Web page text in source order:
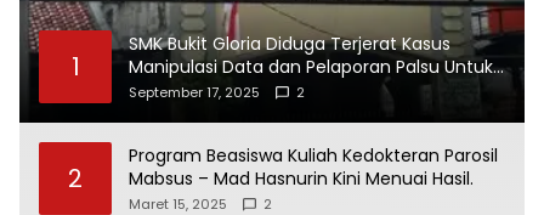
1
SMK Bukit Gloria Diduga Terjerat Kasus
Manipulasi Data dan Pelaporan Palsu Untuk
Mendapatkan Dana Bos
September 17, 2025 2
2
Program Beasiswa Kuliah Kedokteran Parosil
Mabsus – Mad Hasnurin Kini Menuai Hasil.
Maret 15, 2025 2